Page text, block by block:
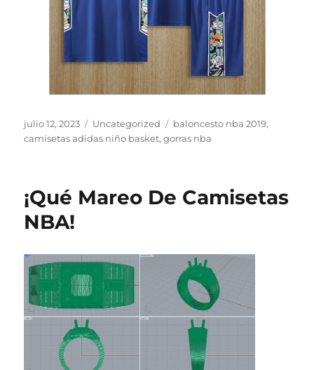
Publicado
el
julio 12, 2023 Categorías
Uncategorized Etiquetas
baloncesto nba 2019,
camisetas adidas niño basket,gorras nba
¡Qué Mareo De Camisetas
NBA!